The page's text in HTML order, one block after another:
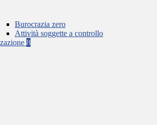
Burocrazia zero
Attività soggette a controllo
8